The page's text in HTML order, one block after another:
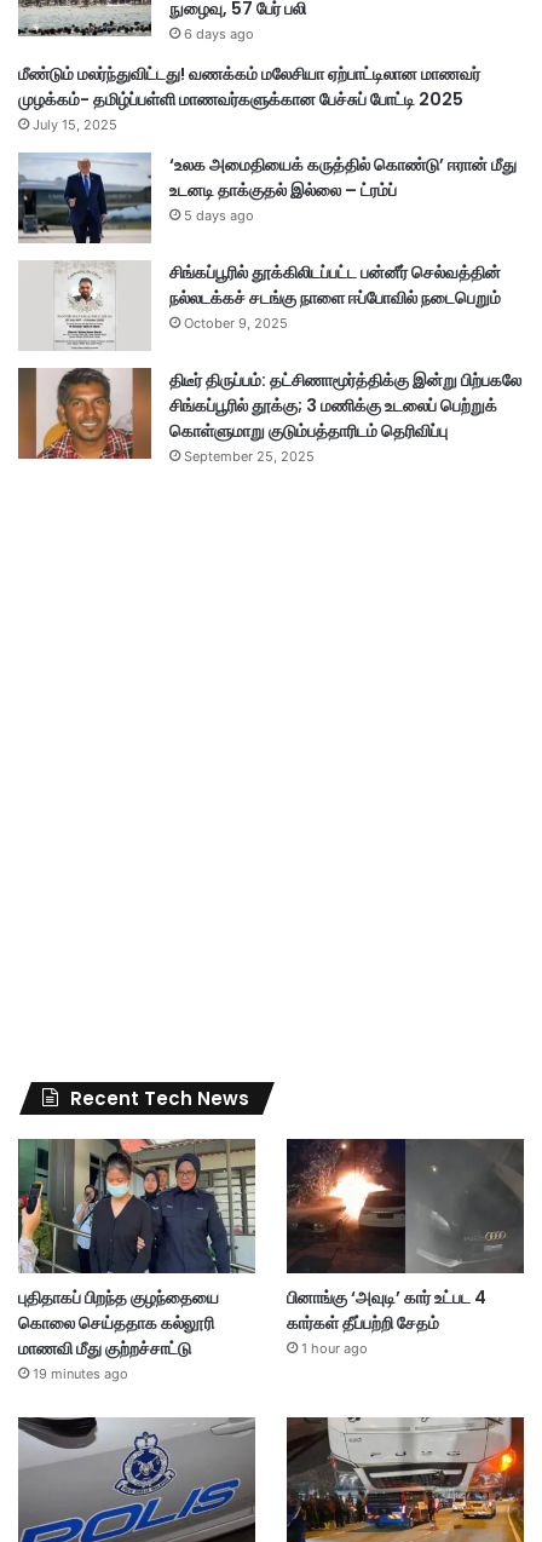
நுழைவு, 57 பேர் பலி
6 days ago
மீண்டும் மலர்ந்துவிட்டது! வணக்கம் மலேசியா ஏற்பாட்டிலான மாணவர்
முழக்கம்- தமிழ்ப்பள்ளி மாணவர்களுக்கான பேச்சுப் போட்டி 2025
July 15, 2025
‘உலக அமைதியைக் கருத்தில் கொண்டு’ ஈரான் மீது
உடனடி தாக்குதல் இல்லை – ட்ரம்ப்
5 days ago
சிங்கப்பூரில் தூக்கிலிடப்பட்ட பன்னீர் செல்வத்தின்
நல்லடக்கச் சடங்கு நாளை ஈப்போவில் நடைபெறும்
October 9, 2025
திடீர் திருப்பம்: தட்சிணாமூர்த்திக்கு இன்று பிற்பகலே
சிங்கப்பூரில் தூக்கு; 3 மணிக்கு உடலைப் பெற்றுக்
கொள்ளுமாறு குடும்பத்தாரிடம் தெரிவிப்பு
September 25, 2025
Recent Tech News
புதிதாகப் பிறந்த குழந்தையை
கொலை செய்ததாக கல்லூரி
மாணவி மீது குற்றச்சாட்டு
19 minutes ago
பினாங்கு ‘அவுடி’ கார் உட்பட 4
கார்கள் தீப்பற்றி சேதம்
1 hour ago